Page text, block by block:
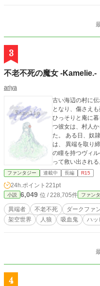
3
不老不死の魔女 -Kamelie.-
ariya
古い海辺の村に
となり、傷さえも残らぬ
ひっそりと庵に
つ彼女は、村人
た。 ある日、奴隷商人に攫われ異国へ売られそうになった椿
は、 異端を取り
の瞳を持つヴィ
って救い出される。 帰る国を失い、行き場をなくした
ヴィルの屋敷で新た
愛想だが、誰より
椿。 2人の物語がゆっくりと紡がれていくーー ※2026年9月2
1日完結予定 ※ 昔
12年の個人HPに
4年になろうに掲
を手直ししました。 ※誘拐・暴力（性的含）・差別
ファンタジー 連載中 長編 R15
24h.ポイント 221pt
小説 6,049 位 / 228,705件 ファン
異端者 不老不死 ダークファ
架空世界
人狼 吸血鬼 ハッ
4